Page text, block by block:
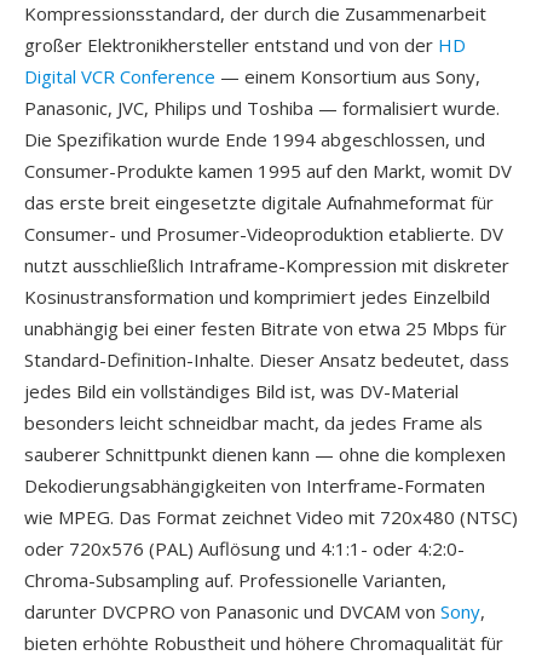
Kompressionsstandard, der durch die Zusammenarbeit
großer Elektronikhersteller entstand und von der HD
Digital VCR Conference — einem Konsortium aus Sony,
Panasonic, JVC, Philips und Toshiba — formalisiert wurde.
Die Spezifikation wurde Ende 1994 abgeschlossen, und
Consumer-Produkte kamen 1995 auf den Markt, womit DV
das erste breit eingesetzte digitale Aufnahmeformat für
Consumer- und Prosumer-Videoproduktion etablierte. DV
nutzt ausschließlich Intraframe-Kompression mit diskreter
Kosinustransformation und komprimiert jedes Einzelbild
unabhängig bei einer festen Bitrate von etwa 25 Mbps für
Standard-Definition-Inhalte. Dieser Ansatz bedeutet, dass
jedes Bild ein vollständiges Bild ist, was DV-Material
besonders leicht schneidbar macht, da jedes Frame als
sauberer Schnittpunkt dienen kann — ohne die komplexen
Dekodierungsabhängigkeiten von Interframe-Formaten
wie MPEG. Das Format zeichnet Video mit 720x480 (NTSC)
oder 720x576 (PAL) Auflösung und 4:1:1- oder 4:2:0-
Chroma-Subsampling auf. Professionelle Varianten,
darunter DVCPRO von Panasonic und DVCAM von Sony,
bieten erhöhte Robustheit und höhere Chromaqualität für